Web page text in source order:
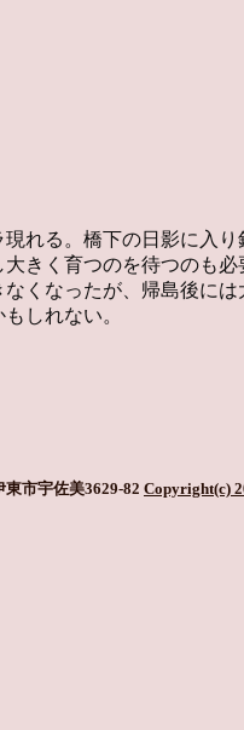
れる。橋下の日影に入
きく育つのを待つのも
くなったが、帰島後に
しれない。
市宇佐美3629-82 Copyright(c)